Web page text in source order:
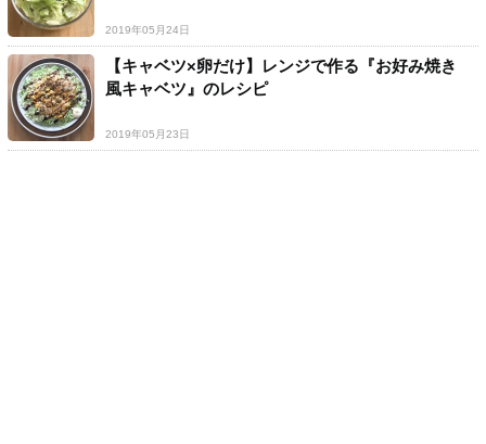
2019年05月24日
【キャベツ×卵だけ】レンジで作る『お好み焼き
風キャベツ』のレシピ
2019年05月23日